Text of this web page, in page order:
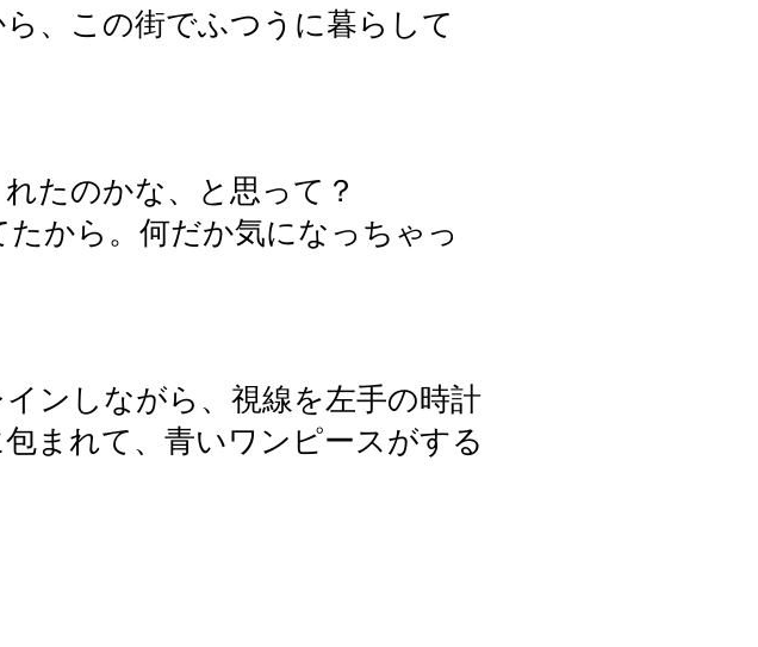
、この街でふつうに暮らして
たのかな、と思って？
から。何だか気になっちゃっ
ンしながら、視線を左手の時計
まれて、青いワンピースがする